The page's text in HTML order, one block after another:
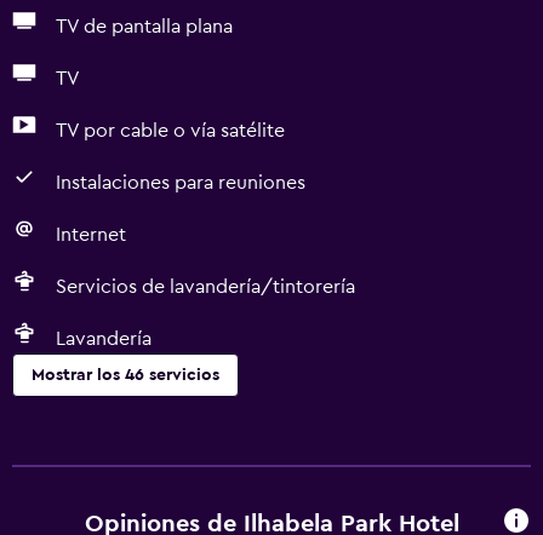
TV de pantalla plana
TV
TV por cable o vía satélite
Instalaciones para reuniones
Internet
Servicios de lavandería/tintorería
Lavandería
Mostrar los 46 servicios
Wifi gratis
Opiniones de Ilhabela Park Hotel